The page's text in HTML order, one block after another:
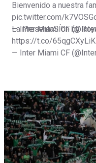
Bienvenido a nuestra
pic.twitter.com/
— Inter Miami CF
La PresentaSÍon by
https://t.co/65qgCXyLiK
— Inter Miami CF